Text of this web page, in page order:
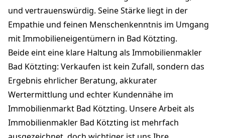
und vertrauenswürdig. Seine Stärke liegt in der
Empathie und feinen Menschenkenntnis im Umgang
mit Immobilieneigentümern in Bad Kötzting.
Beide eint eine klare Haltung als Immobilienmakler
Bad Kötzting: Verkaufen ist kein Zufall, sondern das
Ergebnis ehrlicher Beratung, akkurater
Wertermittlung und echter Kundennähe im
Immobilienmarkt Bad Kötzting. Unsere Arbeit als
Immobilienmakler Bad Kötzting ist mehrfach